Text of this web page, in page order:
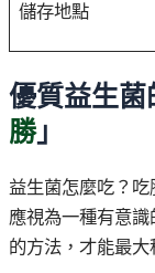
儲存地點
優質益生菌
勝」
益生菌怎麼吃？
應視為一種有意
的方法，才能最大